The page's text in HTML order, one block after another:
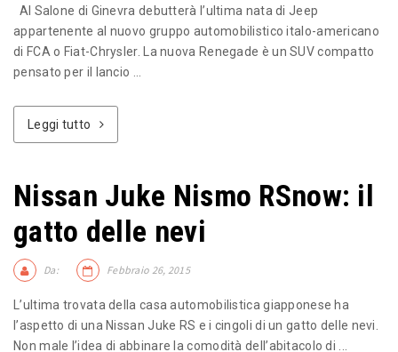
Al Salone di Ginevra debutterà l’ultima nata di Jeep
appartenente al nuovo gruppo automobilistico italo-americano
di FCA o Fiat-Chrysler. La nuova Renegade è un SUV compatto
pensato per il lancio ...
Leggi tutto
Nissan Juke Nismo RSnow: il
gatto delle nevi
Da: Febbraio 26, 2015
L’ultima trovata della casa automobilistica giapponese ha
l’aspetto di una Nissan Juke RS e i cingoli di un gatto delle nevi.
Non male l’idea di abbinare la comodità dell’abitacolo di ...